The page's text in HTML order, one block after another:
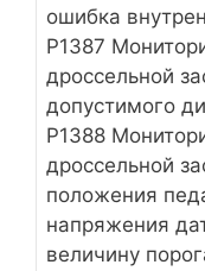
ошибка
Р1387
дроссельной
допустимого
Р1388
дроссельной
положения
напряжения
величину